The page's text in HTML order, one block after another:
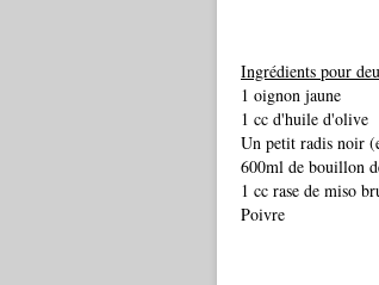
Ingrédients pour
1 oignon jaune
1 cc d'huile d'olive
Un petit radis noir
600ml de bouillon
1 cc rase de miso
Poivre